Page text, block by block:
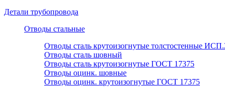
Детали трубопровода
Отводы стальные
Отводы сталь крутоизогнутые толстостенные
Отводы сталь шовный
Отводы сталь крутоизогнутые ГОСТ 17375
Отводы оцинк. шовные
Отводы оцинк. крутоизогнутые ГОСТ 17375